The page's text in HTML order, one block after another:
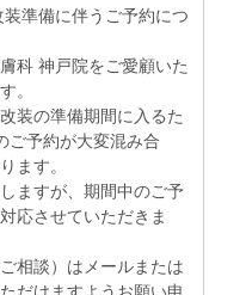
装準備に伴うご予約につ
科 神戸院をご愛顧いた
。
装の準備期間に入るた
ご予約が大変混み合
ます。
ますが、期間中のご予
応させていただきま
相談）はメールまたは
だけますようお願い申